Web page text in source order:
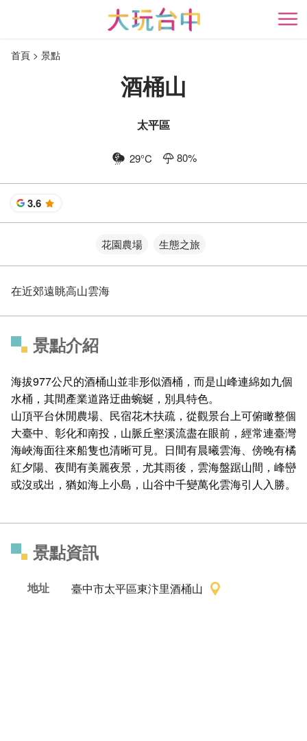
開
首頁 景點
酒桶山
太平區
29°C 80%
3.6 星
花園農場 生態之旅
在近郊遠眺高山雲海
景點介紹
海拔977公尺的酒桶山並非形似酒桶，而是山峰連綿如九個
水桶，其間產業道路迂曲蜿蜒，別具特色。
山頂平台休閒農場、民宿花木扶疏，從觀景台上可俯瞰整個
大臺中、彰化和南投，山脈丘壑溪流盡在眼前，經常連臺灣
海峽海面往來船隻也清晰可見。日間有晨曦雲海、傍晚有橘
紅夕陽、夜間有美麗夜景，尤其雨後，雲海盤踞山間，峰巒
或沒或出，猶如海上小島，山谷中千變萬化雲海引人入勝。
景點資訊
地址 臺中市太平區東汴里酒桶山